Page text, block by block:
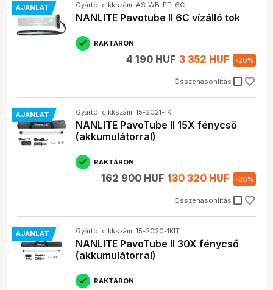
AJÁNLAT Gyártói cikkszám: AS-WB-PTII6C
NANLITE Pavotube II 6C vízálló tok
RAKTÁRON
Összehasonlítás check_box_outline_blank
4 190 HUF 3 352 HUF -20%
AJÁNLAT Gyártói cikkszám: 15-2021-1KIT
NANLITE PavoTube II 15X fénycső
(akkumulátorral)
RAKTÁRON
Összehasonlítás check_box_outline_blank
162 900 HUF 130 320 HUF -20%
AJÁNLAT Gyártói cikkszám: 15-2020-1KIT
NANLITE PavoTube II 30X fénycső
(akkumulátorral)
RAKTÁRON